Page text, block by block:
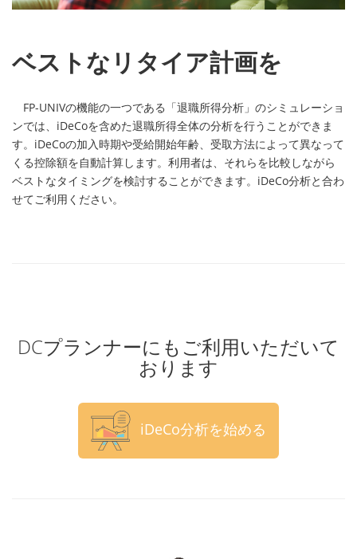
ベストなリタイア計画を
FP-UNIVの機能の一つである「退職所得分析」のシミュレーショ
ンでは、iDeCoを含めた退職所得全体の分析を行うことができま
す。iDeCoの加入時期や受給開始年齢、受取方法によって異なって
くる控除額を自動計算します。利用者は、それらを比較しながら
ベストなタイミングを検討することができます。iDeCo分析と合わ
せてご利用ください。
DCプランナーにもご利用いただいて
おります
iDeCo分析を始める